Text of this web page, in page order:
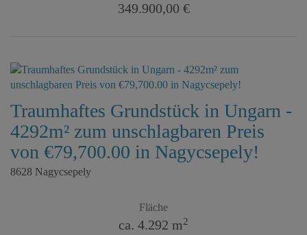
349.900,00 €
Traumhaftes Grundstück in Ungarn -
4292m² zum unschlagbaren Preis
von €79,700.00 in Nagycsepely!
8628 Nagycsepely
Fläche
ca. 4.292 m2